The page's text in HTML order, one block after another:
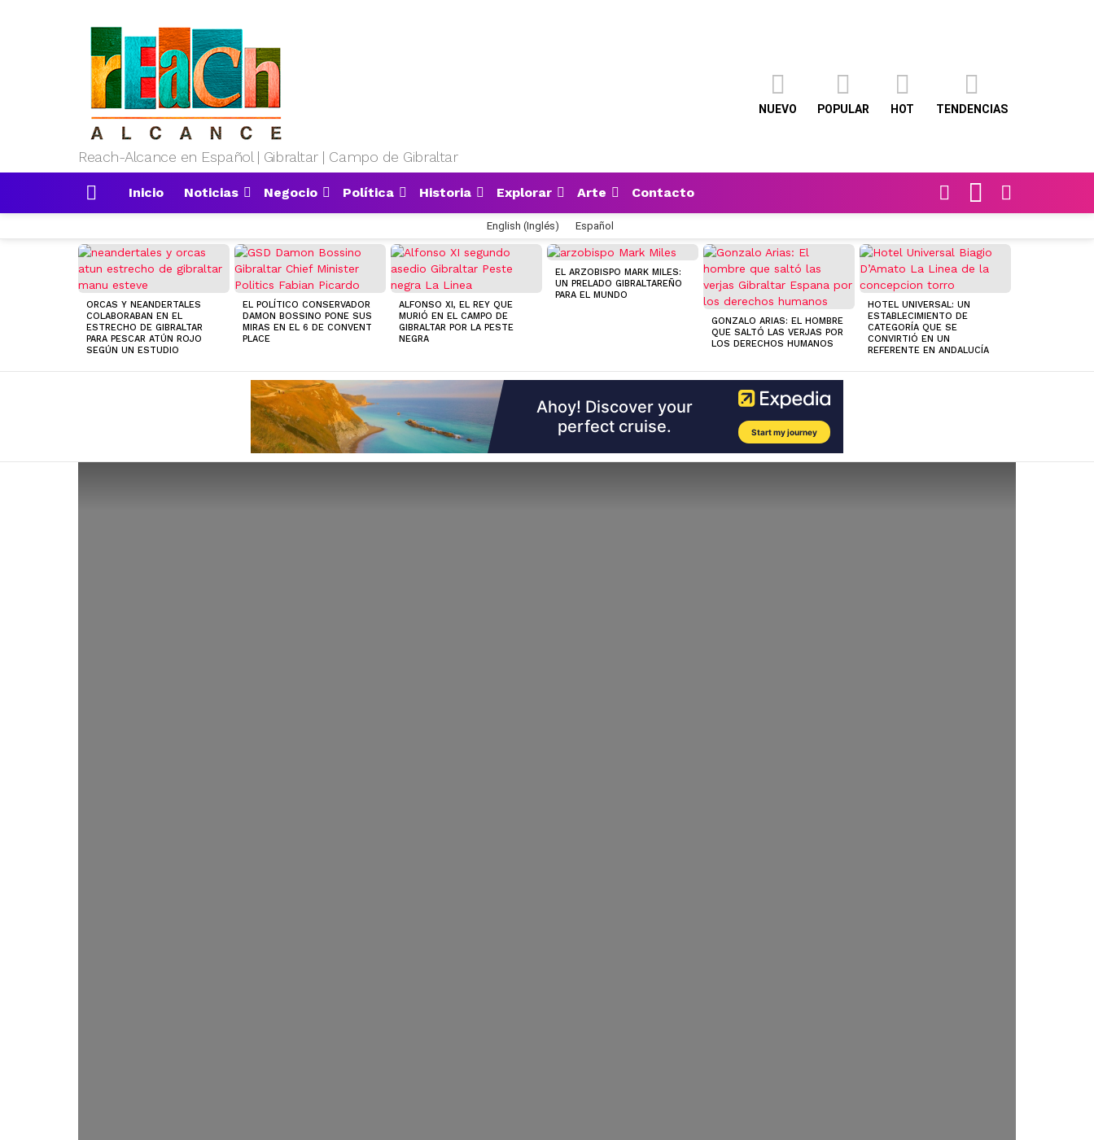
Reach-Alcance en Español | Gibraltar | Campo de Gibraltar
NUEVO POPULAR HOT TENDENCIAS
Inicio Noticias Negocio Política Historia Explorar Arte Contacto
SWITCH
SKIN
English (Inglés) Español
MOST
STORIES
ORCAS Y NEANDERTALES
COLABORABAN EN EL
ESTRECHO DE GIBRALTAR
PARA PESCAR ATÚN ROJO
SEGÚN UN ESTUDIO
EL POLÍTICO CONSERVADOR
DAMON BOSSINO PONE SUS
MIRAS EN EL 6 DE CONVENT
PLACE
ALFONSO XI, EL REY QUE
MURIÓ EN EL CAMPO DE
GIBRALTAR POR LA PESTE
NEGRA
EL ARZOBISPO MARK MILES:
UN PRELADO GIBRALTAREÑO
PARA EL MUNDO
GONZALO ARIAS: EL HOMBRE
QUE SALTÓ LAS VERJAS POR
LOS DERECHOS HUMANOS
HOTEL UNIVERSAL: UN
ESTABLECIMIENTO DE
CATEGORÍA QUE SE
CONVIRTIÓ EN UN
REFERENTE EN ANDALUCÍA